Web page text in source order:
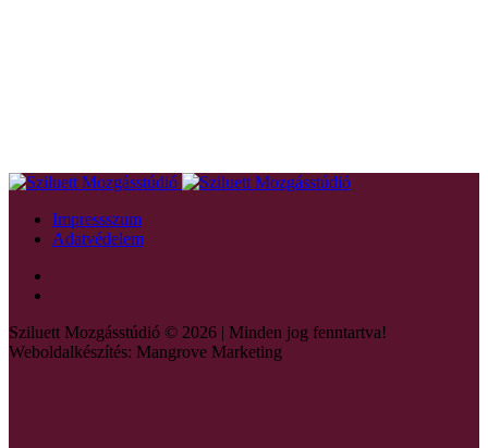
Impressszum
Adatvédelem
Sziluett Mozgásstúdió © 2026 | Minden jog fenntartva!
Weboldalkészítés: Mangrove Marketing